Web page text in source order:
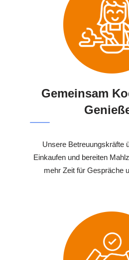
Gemeinsam
Unsere Betreuungskräfte
Einkaufen und bereiten
mehr Zeit für Gespräche